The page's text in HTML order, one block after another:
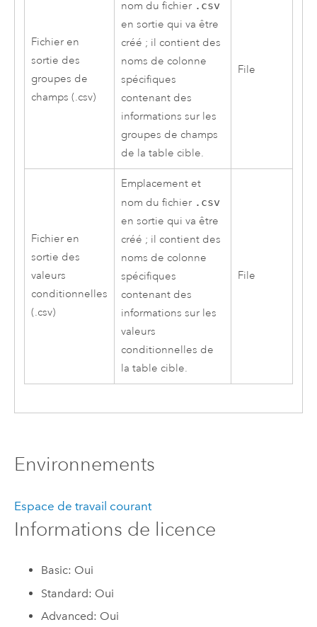
Fichier en
sortie des
groupes de
champs (.csv)
nom du fichier .csv
en sortie qui va être
créé ; il contient des
noms de colonne
spécifiques
contenant des
informations sur les
groupes de champs
de la table cible.
File
Fichier en
sortie des
valeurs
conditionnelles
(.csv)
Emplacement et
nom du fichier .csv
en sortie qui va être
créé ; il contient des
noms de colonne
spécifiques
contenant des
informations sur les
valeurs
conditionnelles de
la table cible.
File
Environnements
Espace de travail courant
Informations de licence
Basic: Oui
Standard: Oui
Advanced: Oui